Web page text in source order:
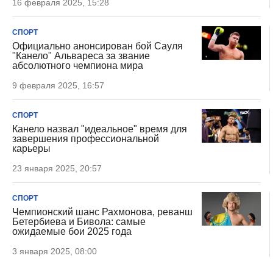
16 февраля 2025, 15:28
СПОРТ
Официально анонсирован бой Сауля
"Канело" Альвареса за звание
абсолютного чемпиона мира
9 февраля 2025, 16:57
СПОРТ
Канело назвал "идеальное" время для
завершения профессиональной
карьеры
23 января 2025, 20:57
СПОРТ
Чемпионский шанс Рахмонова, реванш
Бетербиева и Бивола: самые
ожидаемые бои 2025 года
3 января 2025, 08:00